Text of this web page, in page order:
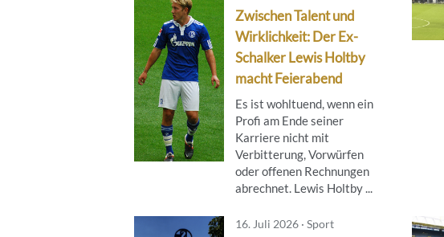
Zwischen Talent und
Wirklichkeit: Der Ex-
Schalker Lewis Holtby
macht Feierabend
Es ist wohltuend, wenn ein
Profi am Ende seiner
Karriere nicht mit
Verbitterung, Vorwürfen
oder offenen Rechnungen
abrechnet. Lewis Holtby ...
16. Juli 2026 · Sport